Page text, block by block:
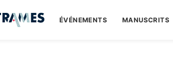
ÉVÉNEMENTS MANUSCRITS